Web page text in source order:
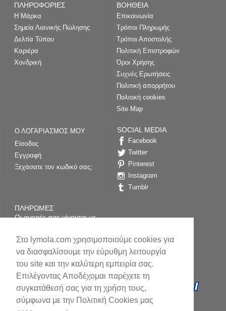
Στο lymola.com χρησιμοποιούμε cookies για
να διασφαλίσουμε την εύρυθμη λειτουργία
του site και την καλύτερη εμπειρία σας.
Επιλέγοντας Αποδέχομαι παρέχετε τη
συγκατάθεσή σας για τη χρήση τους,
σύμφωνα με την Πολιτική Cookies μας
ΠΛΗΡΟΦΟΡΙΕΣ
Η Μάρκα
Σημεία Λιανικής Πώλησης
Δελτία Τύπου
Καριέρα
Χονδρική
ΒΟΗΘΕΙΑ
Επικοινωνία
Τρόποι Πληρωμής
Τρόποι Αποστολής
Πολιτική Επιστροφών
Όροι Χρήσης
Συχνές Ερωτήσεις
Πολιτική απορρήτου
Πολιτική cookies
Site Map
Ο ΛΟΓΑΡΙΑΣΜΟΣ ΜΟΥ
Είσοδος
Εγγραφή
Ξεχάσατε τον κωδικό σας;
SOCIAL MEDIA
Facebook
Twitter
Pinterest
Instagram
Tumblr
ΠΛΗΡΩΜΕΣ
Οι αγορές σας γίνονται με
paycenter της Τράπεζας
Πειραιώς